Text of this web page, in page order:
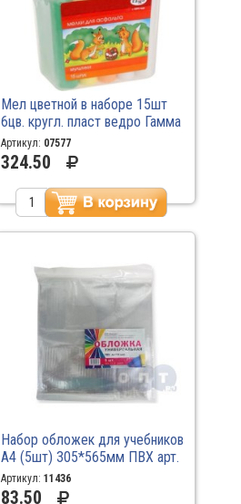
Мел цветной в наборе 15шт
6цв. кругл. пласт ведро Гамма
"Мультики" 1704193
Артикул: 07577
324.50
Набор обложек для учебников
А4 (5шт) 305*565мм ПВХ арт.
15.31наб /100
Артикул: 11436
83.50